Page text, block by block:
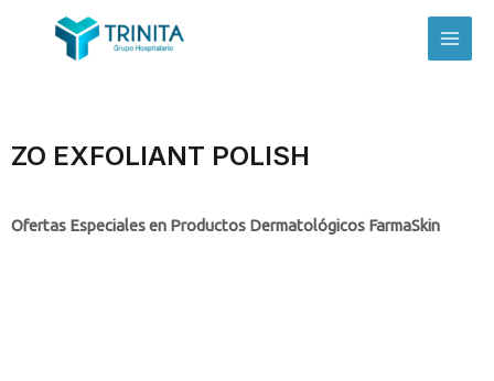
ZO EXFOLIANT POLISH
Ofertas Especiales en Productos Dermatológicos FarmaSkin